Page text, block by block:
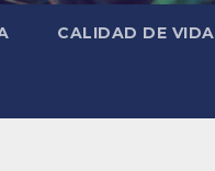
CALIDAD DE VIDA